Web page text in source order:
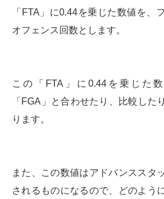
「FTA」に0.44を乗じた数値を、
オフェンス回数とします。
この「FTA」に0.44を乗じた
「FGA」と合わせたり、比較した
ります。
また、この数値はアドバンススタ
されるものになるので、どのよう